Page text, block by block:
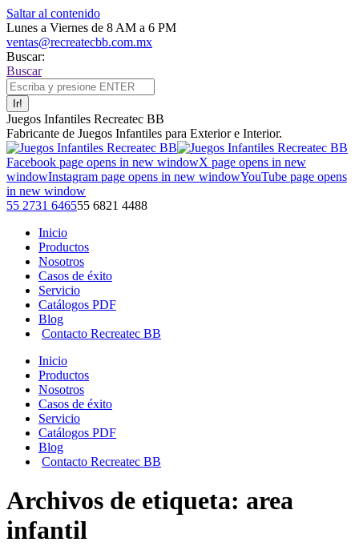
Saltar al contenido
Lunes a Viernes de 8 AM a 6 PM
ventas@recreatecbb.com.mx
Buscar:
Buscar
Juegos Infantiles Recreatec BB
Fabricante de Juegos Infantiles para Exterior e Interior.
Facebook page opens in new windowX page opens in new
windowInstagram page opens in new windowYouTube page opens
in new window
55 2731 646555 6821 4488
Inicio
Productos
Nosotros
Casos de éxito
Servicio
Catálogos PDF
Blog
Contacto Recreatec BB
Inicio
Productos
Nosotros
Casos de éxito
Servicio
Catálogos PDF
Blog
Contacto Recreatec BB
Archivos de etiqueta: area
infantil